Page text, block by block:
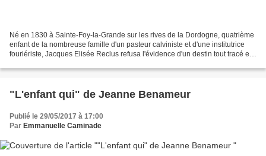
Né en 1830 à Sainte-Foy-la-Grande sur les rives de la Dordogne, quatrième
enfant de la nombreuse famille d'un pasteur calviniste et d'une institutrice
fouriériste, Jacques Elisée Reclus refusa l'évidence d'un destin tout tracé en
"L'enfant qui" de Jeanne Benameur
Publié le 29/05/2017 à 17:00
Par Emmanuelle Caminade